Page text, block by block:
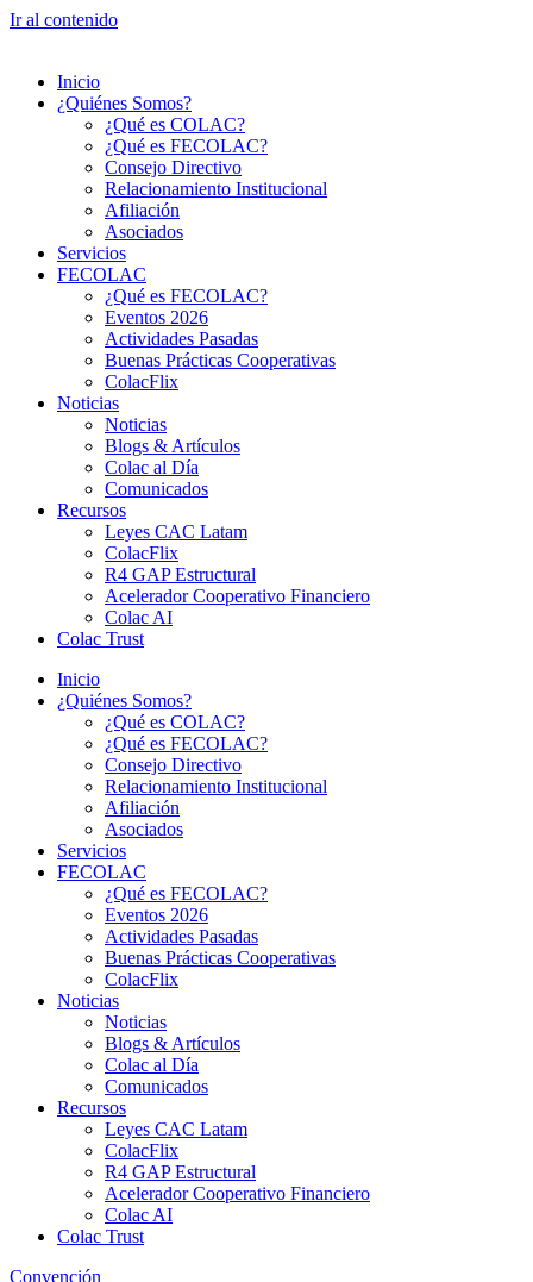
Ir al contenido
Inicio
¿Quiénes Somos?
¿Qué es COLAC?
¿Qué es FECOLAC?
Consejo Directivo
Relacionamiento Institucional
Afiliación
Asociados
Servicios
FECOLAC
¿Qué es FECOLAC?
Eventos 2026
Actividades Pasadas
Buenas Prácticas Cooperativas
ColacFlix
Noticias
Noticias
Blogs & Artículos
Colac al Día
Comunicados
Recursos
Leyes CAC Latam
ColacFlix
R4 GAP Estructural
Acelerador Cooperativo Financiero
Colac AI
Colac Trust
Inicio
¿Quiénes Somos?
¿Qué es COLAC?
¿Qué es FECOLAC?
Consejo Directivo
Relacionamiento Institucional
Afiliación
Asociados
Servicios
FECOLAC
¿Qué es FECOLAC?
Eventos 2026
Actividades Pasadas
Buenas Prácticas Cooperativas
ColacFlix
Noticias
Noticias
Blogs & Artículos
Colac al Día
Comunicados
Recursos
Leyes CAC Latam
ColacFlix
R4 GAP Estructural
Acelerador Cooperativo Financiero
Colac AI
Colac Trust
Convención